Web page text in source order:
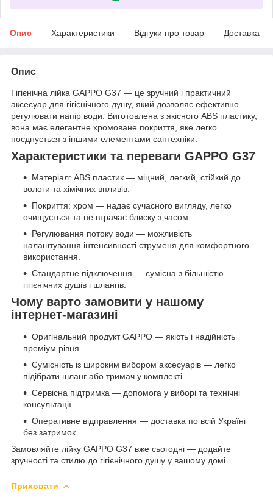
Опис Характеристики Відгуки про товар Доставка
Опис
Гігієнічна лійка GAPPO G37 — це зручний і практичний
аксесуар для гігієнічного душу, який дозволяє ефективно
регулювати напір води. Виготовлена з якісного ABS пластику,
вона має елегантне хромоване покриття, яке легко
поєднується з іншими елементами сантехніки.
Характеристики та переваги GAPPO G37
Матеріал: ABS пластик — міцний, легкий, стійкий до
вологи та хімічних впливів.
Покриття: хром — надає сучасного вигляду, легко
очищується та не втрачає блиску з часом.
Регулювання потоку води — можливість
налаштування інтенсивності струменя для комфортного
використання.
Стандартне підключення — сумісна з більшістю
гігієнічних душів і шлангів.
Чому варто замовити у нашому
інтернет-магазині
Оригінальний продукт GAPPO — якість і надійність
преміум рівня.
Сумісність із широким вибором аксесуарів — легко
підібрати шланг або тримач у комплекті.
Сервісна підтримка — допомога у виборі та технічні
консультації.
Оперативне відправлення — доставка по всій Україні
без затримок.
Замовляйте лійку GAPPO G37 вже сьогодні — додайте
зручності та стилю до гігієнічного душу у вашому домі.
Приховати